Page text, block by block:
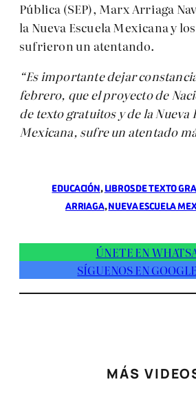
Pública (SEP), Marx Arriaga
la Nueva Escuela Mexicana y
sufrieron un atentando.
“Es importante dejar
febrero, que el proyecto de
de texto gratuitos y de la Nueva
Mexicana, sufre un atentado
EDUCACIÓN, LIBROS DE TEXTO
ARRIAGA, NUEVA ESCUELA
ÚNETE EN
SÍGUENOS EN
MÁS